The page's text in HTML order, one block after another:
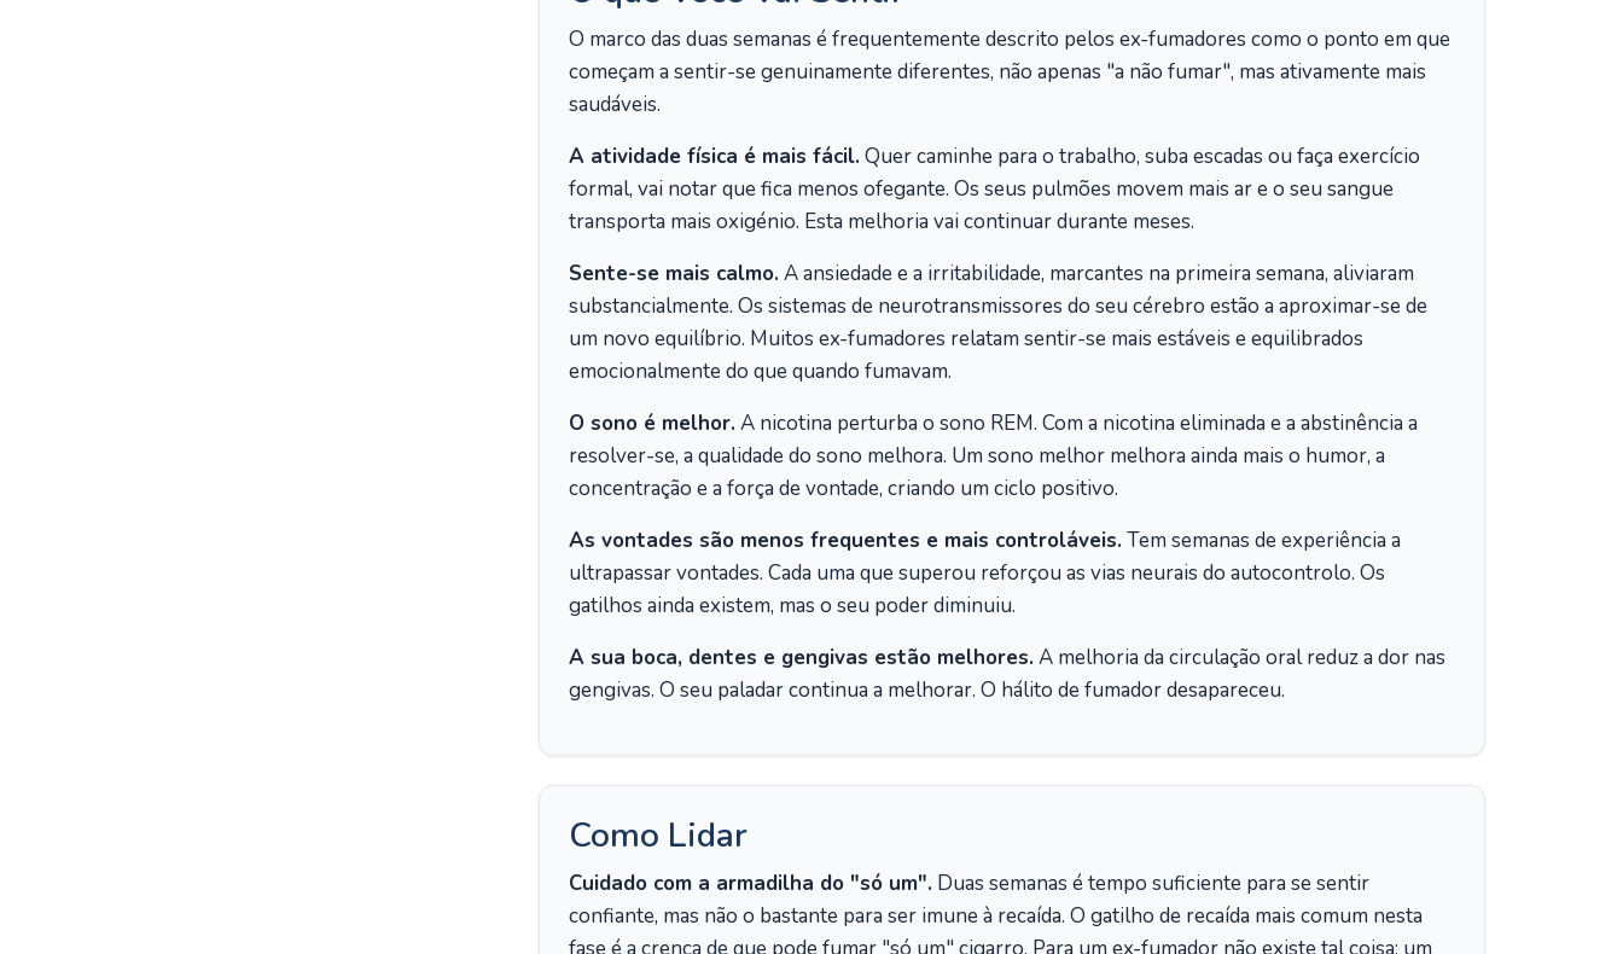
O marco das duas semanas é frequentemente descrito pelos ex-fumadores como o ponto em que
começam a sentir-se genuinamente diferentes, não apenas "a não fumar", mas ativamente mais
saudáveis.
A atividade física é mais fácil.Quer caminhe para o trabalho, suba escadas ou faça exercício
formal, vai notar que fica menos ofegante. Os seus pulmões movem mais ar e o seu sangue
transporta mais oxigénio. Esta melhoria vai continuar durante meses.
Sente-se mais calmo.A ansiedade e a irritabilidade, marcantes na primeira semana, aliviaram
substancialmente. Os sistemas de neurotransmissores do seu cérebro estão a aproximar-se de
um novo equilíbrio. Muitos ex-fumadores relatam sentir-se mais estáveis e equilibrados
emocionalmente do que quando fumavam.
O sono é melhor.A nicotina perturba o sono REM. Com a nicotina eliminada e a abstinência a
resolver-se, a qualidade do sono melhora. Um sono melhor melhora ainda mais o humor, a
concentração e a força de vontade, criando um ciclo positivo.
As vontades são menos frequentes e mais controláveis.Tem semanas de experiência a
ultrapassar vontades. Cada uma que superou reforçou as vias neurais do autocontrolo. Os
gatilhos ainda existem, mas o seu poder diminuiu.
A sua boca, dentes e gengivas estão melhores.A melhoria da circulação oral reduz a dor nas
gengivas. O seu paladar continua a melhorar. O hálito de fumador desapareceu.
Como Lidar
Cuidado com a armadilha do "só um". Duas semanas é tempo suficiente para se sentir
confiante, mas não o bastante para ser imune à recaída. O gatilho de recaída mais comum nesta